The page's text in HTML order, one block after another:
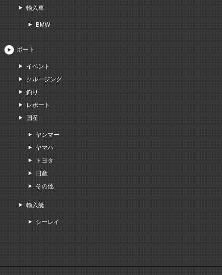
輸入車
BMW
ボート
イベント
クルージング
釣り
レポート
国産
ヤンマー
ヤマハ
トヨタ
日産
その他
輸入艇
シーレイ